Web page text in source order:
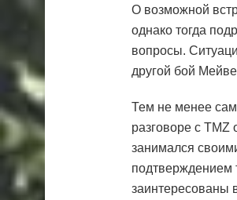
О возможной
однако тогда
вопросы.
другой бой
Тем не менее сам
разговоре с TMZ
занимался
подтверждением
заинтересованы